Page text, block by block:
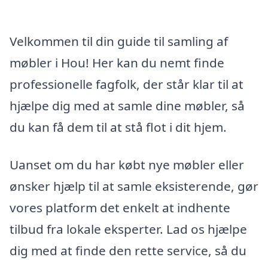
Velkommen til din guide til samling af
møbler i Hou! Her kan du nemt finde
professionelle fagfolk, der står klar til at
hjælpe dig med at samle dine møbler, så
du kan få dem til at stå flot i dit hjem.
Uanset om du har købt nye møbler eller
ønsker hjælp til at samle eksisterende, gør
vores platform det enkelt at indhente
tilbud fra lokale eksperter. Lad os hjælpe
dig med at finde den rette service, så du